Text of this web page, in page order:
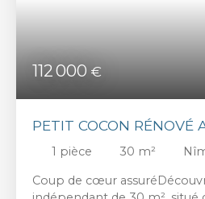
112 000 €
PETIT COCON RÉNOVÉ
PRIVATIVE – CHARME,
1 pièce 30 m²
Coup de cœur